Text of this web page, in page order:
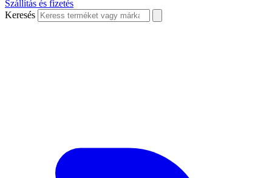
Szállítás és fizetés
Keresés